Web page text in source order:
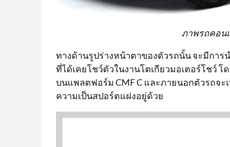
ภาพรถคอน
ทางด้านรูปร่างหน้าตาของตัวรถนั้น จะมีการ
ที่ได้เคยโชว์ตัวในงานโตเกียวมอเตอร์โชว์ โ
บนแพลตฟอร์ม CMF C และภายนอกตัวรถจ
ความเป็นสปอร์ตแฝงอยู่ด้วย